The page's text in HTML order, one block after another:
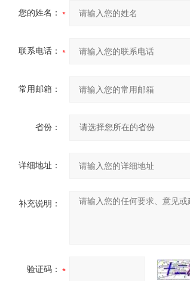
您的姓名：
联系电话：
常用邮箱：
省份：
详细地址：
补充说明：
验证码：